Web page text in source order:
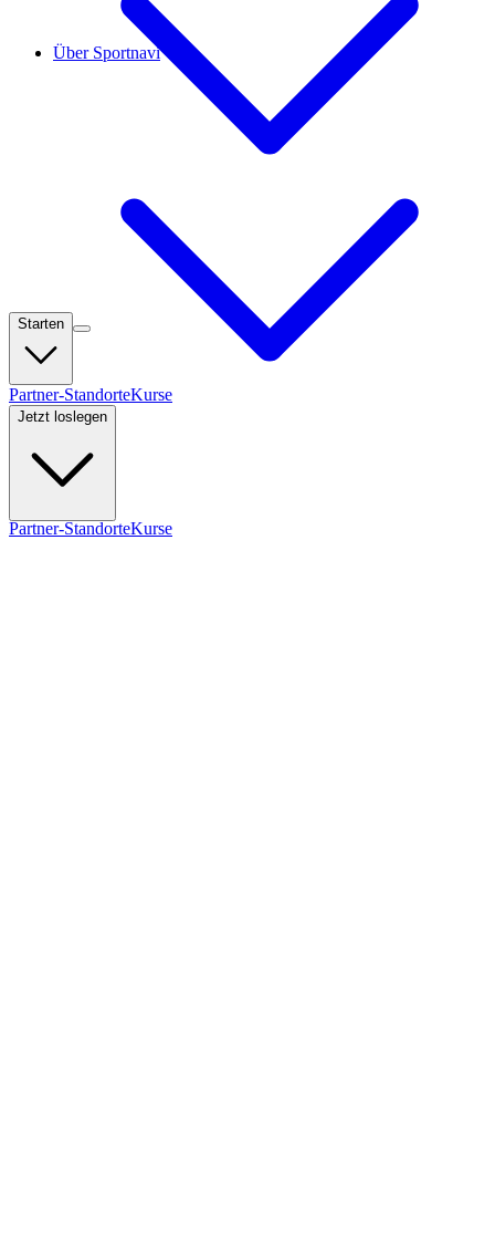
Starten
Partner-StandorteKurse
Jetzt loslegen
Über Sportnavi
Partner-StandorteKurse